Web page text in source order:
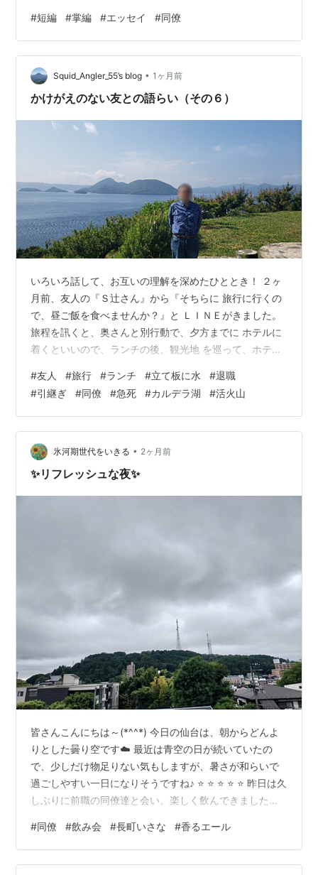
別れることもあれば、一緒にエレベーターにのり、それ
ぞれのフロアへ行くこともある。 かと言って、一緒に社
食に行くほどでもない。 僕は油断していた。「朝は忙し
い」と「親しい」その前提で動いていた。彼女と何か話
していても、チームメンバーがくると、話を中断して、
#短編 #掌編 #エッセイ #同僚
Squid_Angler_55’s blog • 1ヶ月前
かけがえのない友との語らい（その６）
いろいろ話して、お互いの理解を深めたひととき！ ２ヶ
月前、友人の『Ｓ辻さん』から『そちらに 旅行に行くの
で、昼ご飯を食べませんか？』と ＬＩＮＥがきました。
旅程を訊くと、奥さんと別行動で、夕方までに ホテルに
着くといいので、ランチの後、観光地 を巡って、ホテル
２つのスーツケース を引いたＳ辻さんが、改札を出てき
ました。 車に乗り込むなり、『立て板に水が如く』話し
続けるのです。なんとなく、いつもの明るさが 潜んで、
寂し気に感じました。 ３８年勤め上げた会社を退職し、
考える時間が たくさんできたのかもしれないと思い、じ
っと 訊いていました。 …
#友人 #旅行 #ランチ #立て板に水 #退職
#引継ぎ #同僚 #急死 #カルデラ湖 #活火山
氷河期世代をいきる • 2ヶ月前
✨リフレッシュな夜✨
皆さんこんにちは～(*^^*) 今日の仙台は、朝からどんよ
りとした曇り空です☁️ 最近は青空の日が続いていたの
で、少しだけ物足りない気もしますが、暑さが和らいで
過ごしやすい一日になりそうですね♪ ⭐ ⭐ ⭐ ⭐ ⭐ 昨日は久
しぶりに前職の同僚達と会い、楽しく飲んできました🍻
（中1）です(*^^*) 退職してからもこうして娘共々、声を
掛けてもらえるのは本当にありがたいことですね。 本日
は地下鉄で向かいました🎵 今回のお店はこちら🎵 「長町
#同僚 #飲み会 #長町いさな #香るエール